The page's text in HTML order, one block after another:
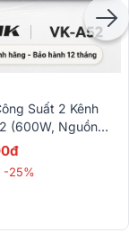
Suất 2 Kênh
(600W, Nguồn
Class H)
-25%